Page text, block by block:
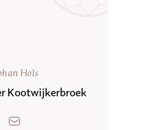
Hols
Kootwijkerbroek